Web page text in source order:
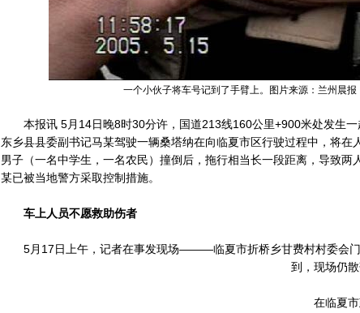
一个小伙子将车号记到了手臂上。图片来源：兰州晨报
本报讯 5月14日晚8时30分许，国道213线160公里+900米处发生一
东乡县县委副书记马某驾驶一辆桑塔纳在向临夏市区行驶过程中，将在
男子（一名中学生，一名农民）撞倒后，拖行相当长一段距离，导致两
某已被当地警方采取控制措施。
车上人员不愿救助伤者
5月17日上午，记者在事发现场———临夏市折桥乡甘费村村委会门
到，现场仍散
在临夏市